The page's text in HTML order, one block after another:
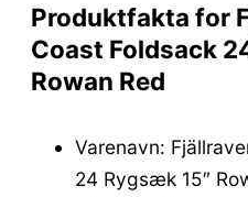
,
0
.
Produktfakta for
Coast Foldsack
Rowan Red
Varenavn:
24 Rygsæk 15″